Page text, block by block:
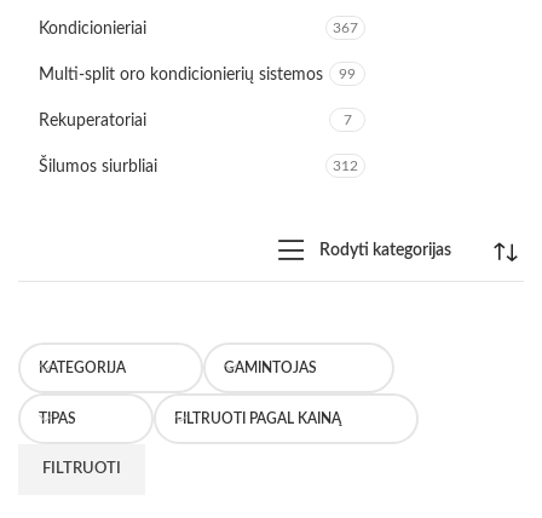
Kondicionieriai 367
Multi-split oro kondicionierių sistemos 99
Rekuperatoriai 7
Šilumos siurbliai 312
Rodyti kategorijas
KATEGORIJA GAMINTOJAS
TIPAS FILTRUOTI PAGAL KAINĄ
FILTRUOTI